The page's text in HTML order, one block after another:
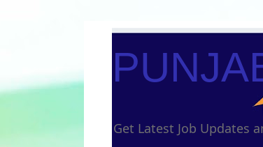
Get Latest Job Updates